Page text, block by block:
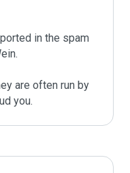
in the spam
are often run by
you.